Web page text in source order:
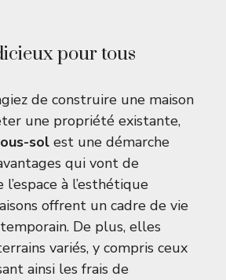
pour tous
de construire une maison
une propriété existante,
sol est une démarche
qui vont de
à l’esthétique
offrent un cadre de vie
De plus, elles
variés, y compris ceux
ainsi les frais de